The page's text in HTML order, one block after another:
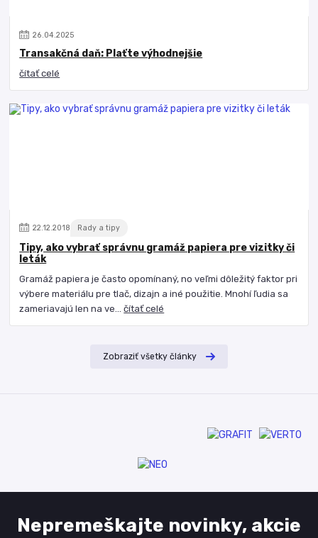
26 04 2025
Transakčná daň: Plaťte výhodnejšie
čítať celé
22.12.2018 Rady a tipy
Tipy, ako vybrať správnu gramáž papiera pre vizitky či
leták
Gramáž papiera je často opomínaný, no veľmi dôležitý faktor pri
výbere materiálu pre tlač, dizajn a iné použitie. Mnohí ľudia sa
zameriavajú len na ve...čítať celé
Zobraziť všetky články
Nepremeškajte novinky, akcie